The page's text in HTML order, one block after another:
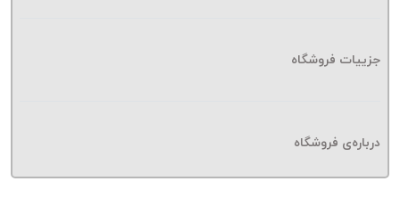
نخ
امگا
جزییات فروشگاه
درباره‌ی فروشگاه